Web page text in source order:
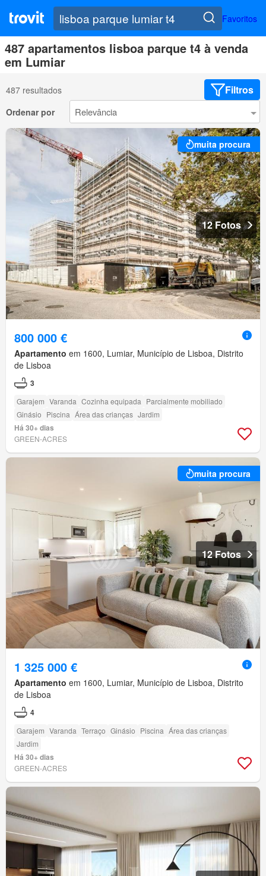
Favoritos
487 apartamentos lisboa parque t4 à venda
em Lumiar
487 resultados Filtros
Ordenar por
muita procura
12 Fotos
800 000 €
Apartamento em 1600, Lumiar, Município de Lisboa, Distrito
de Lisboa
3
Garajem Varanda Cozinha equipada Parcialmente mobiliado
Ginásio Piscina Área das crianças Jardim
Há 30+ dias
GREEN-ACRES
muita procura
12 Fotos
1 325 000 €
Apartamento em 1600, Lumiar, Município de Lisboa, Distrito
de Lisboa
4
Garajem Varanda Terraço Ginásio Piscina Área das crianças
Jardim
Há 30+ dias
GREEN-ACRES